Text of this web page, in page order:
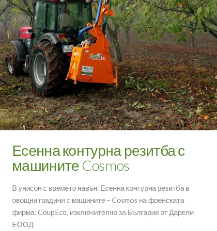
Есенна контурна резитба с
машините Cosmos
В унисон с времето навън. Есенна контурна резитба в
овощни градини с машините – Cosmos на френската
фирма: CoupEco, изключително за България от Дарели
ЕООД